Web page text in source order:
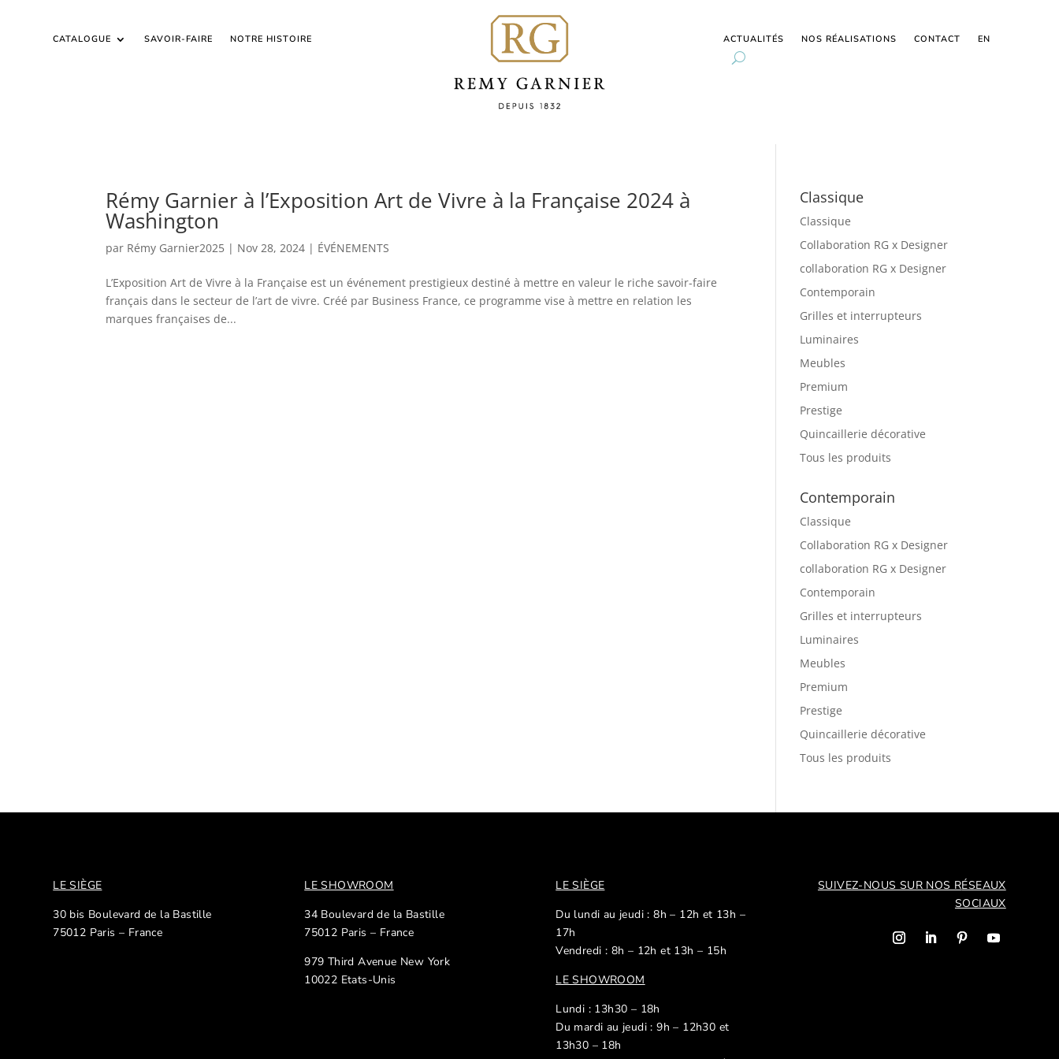
CATALOGUE SAVOIR-FAIRE NOTRE HISTOIRE ACTUALITÉS NOS RÉALISATIONS CONTACT EN
Rémy Garnier à l’Exposition Art de Vivre à la Française 2024 à
Washington
par Rémy Garnier2025 | Nov 28, 2024 | ÉVÉNEMENTS
L’Exposition Art de Vivre à la Française est un événement prestigieux destiné à mettre en valeur le riche savoir-faire
français dans le secteur de l’art de vivre. Créé par Business France, ce programme vise à mettre en relation les
marques françaises de...
Classique
Classique
Collaboration RG x Designer
collaboration RG x Designer
Contemporain
Grilles et interrupteurs
Luminaires
Meubles
Premium
Prestige
Quincaillerie décorative
Tous les produits
Contemporain
Classique
Collaboration RG x Designer
collaboration RG x Designer
Contemporain
Grilles et interrupteurs
Luminaires
Meubles
Premium
Prestige
Quincaillerie décorative
Tous les produits
LE SIÈGE
30 bis Boulevard de la Bastille
75012 Paris – France
LE SHOWROOM
34 Boulevard de la Bastille
75012 Paris – France
979 Third Avenue New York
10022 Etats-Unis
LE SIÈGE
Du lundi au jeudi : 8h – 12h et 13h –
17h
Vendredi : 8h – 12h et 13h – 15h
LE SHOWROOM
Lundi : 13h30 – 18h
Du mardi au jeudi : 9h – 12h30 et
13h30 – 18h
SUIVEZ-NOUS SUR NOS RÉSEAUX
SOCIAUX